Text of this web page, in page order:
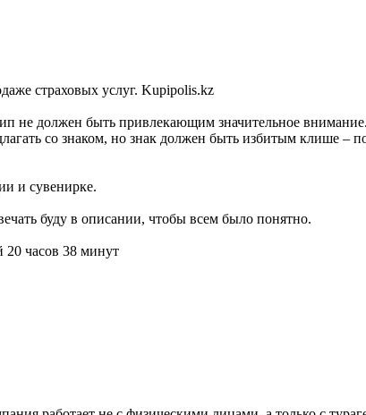
страховых услуг. Kupipolis.kz
не должен быть привлекающим значительное внимание.
со знаком, но знак должен быть избитым клише –
и сувенирке.
буду в описании, чтобы всем было понятно.
20 часов 38 минут